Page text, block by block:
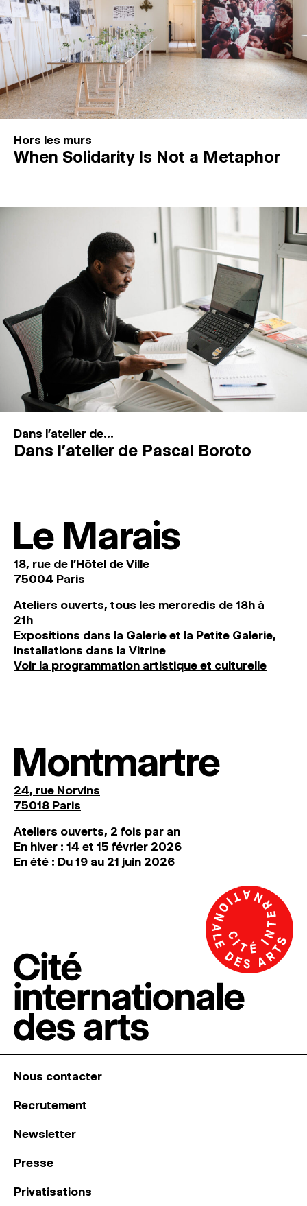
Hors les murs
When Solidarity Is Not a Metaphor
Dans l'atelier de...
Dans l’atelier de Pascal Boroto
Le Marais
18, rue de l'Hôtel de Ville
75004 Paris
Ateliers ouverts, tous les mercredis de 18h à
21h
Expositions dans la Galerie et la Petite Galerie,
installations dans la Vitrine
Voir la programmation artistique et culturelle
Montmartre
24, rue Norvins
75018 Paris
Ateliers ouverts, 2 fois par an
En hiver : 14 et 15 février 2026
En été : Du 19 au 21 juin 2026
Nous contacter
Recrutement
Newsletter
Presse
Privatisations